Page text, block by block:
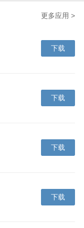
更多应用 >
下载
下载
下载
下载